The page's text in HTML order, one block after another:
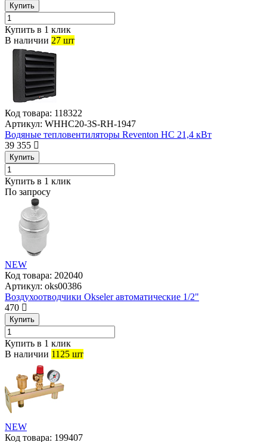
Купить
Купить в 1 клик
В наличии 27 шт
Код товара: 118322
Артикул: WHHC20-3S-RH-1947
Водяные тепловентиляторы Reventon HC 21,4 кВт
39 355
Купить
Купить в 1 клик
По запросу
NEW
Код товара: 202040
Артикул: oks00386
Воздухоотводчики Okseler автоматические 1/2"
470
Купить
Купить в 1 клик
В наличии 1125 шт
NEW
Код товара: 199407